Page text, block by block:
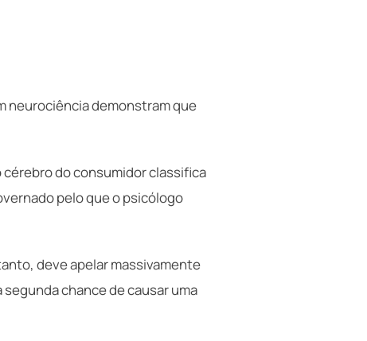
neurociência demonstram que
do consumidor classifica
pelo que o psicólogo
deve apelar massivamente
chance de causar uma